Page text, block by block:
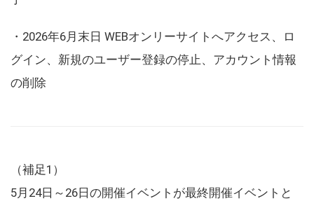
・2026年6月末日 WEBオンリーサイトへアクセス、ロ
グイン、新規のユーザー登録の停止、アカウント情報
の削除
（補足1）
5月24日～26日の開催イベントが最終開催イベントと